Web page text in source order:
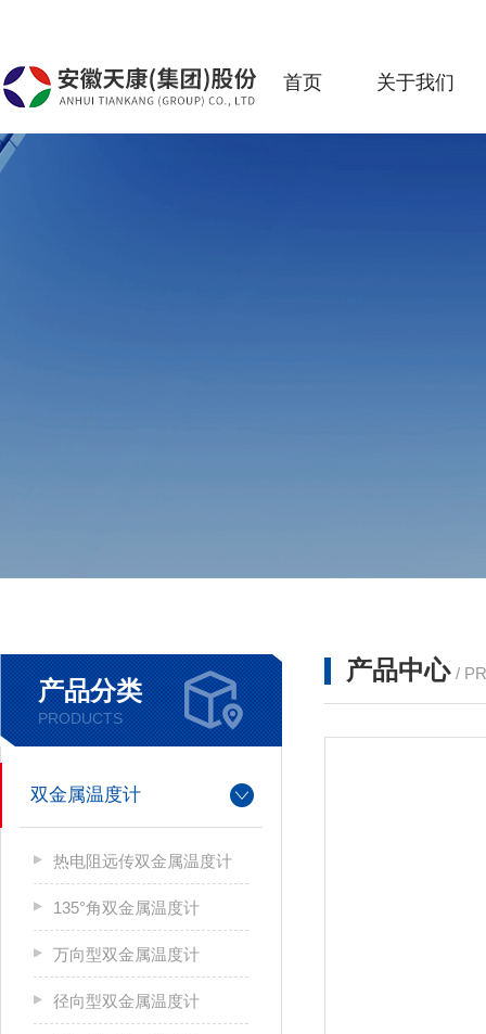
首页 关于我们
产品分类
PRODUCTS
双金属温度计
热电阻远传双金属温度计
135°角双金属温度计
万向型双金属温度计
径向型双金属温度计
产品中心 /